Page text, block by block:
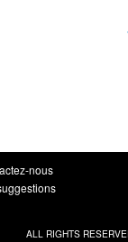
nous
ALL RIGHTS